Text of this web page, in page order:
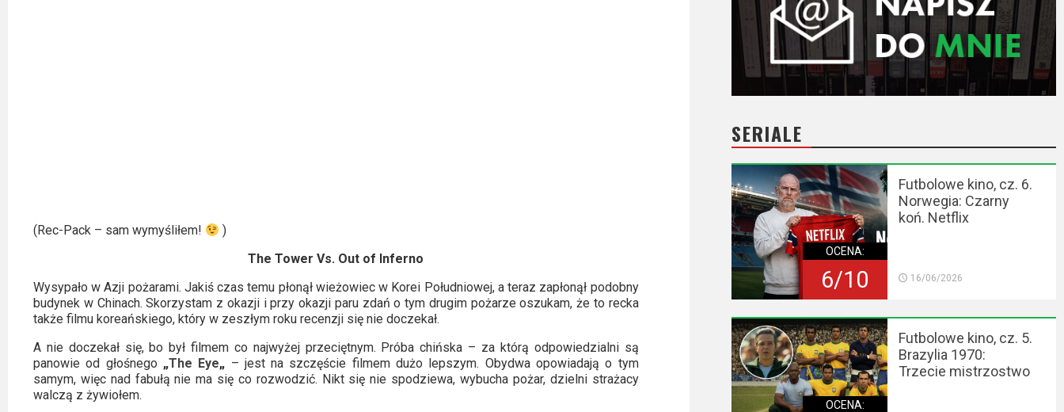
polskie
Korea
Południowa
Filmy
oparte
na
(Rec-Pack – sam wymyśliłem!
)
The Tower Vs. Out of Inferno
Wysypało w Azji pożarami. Jakiś czas temu płonął wieżowiec w Korei Południowej, a teraz zapłonął podobny
budynek w Chinach. Skorzystam z okazji i przy okazji paru zdań o tym drugim pożarze oszukam, że to recka
także filmu koreańskiego, który w zeszłym roku recenzji się nie doczekał.
A nie doczekał się, bo był filmem co najwyżej przeciętnym. Próba chińska – za którą odpowiedzialni są
panowie od głośnego „The Eye„ – jest na szczęście filmem dużo lepszym. Obydwa opowiadają o tym
samym, więc nad fabułą nie ma się co rozwodzić. Nikt się nie spodziewa, wybucha pożar, dzielni strażacy
walczą z żywiołem.
SERIALE
OCENA:
6/10
Futbolowe kino, cz. 6.
Norwegia: Czarny
koń. Netflix
16/06/2026
OCENA:
Futbolowe kino, cz. 5.
Brazylia 1970:
Trzecie mistrzostwo